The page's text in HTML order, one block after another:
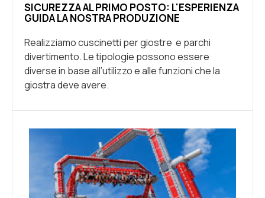
SICUREZZA AL PRIMO POSTO: L'ESPERIENZA
GUIDA LA NOSTRA PRODUZIONE
Realizziamo cuscinetti per giostre e parchi
divertimento. Le tipologie possono essere
diverse in base all’utilizzo e alle funzioni che la
giostra deve avere.